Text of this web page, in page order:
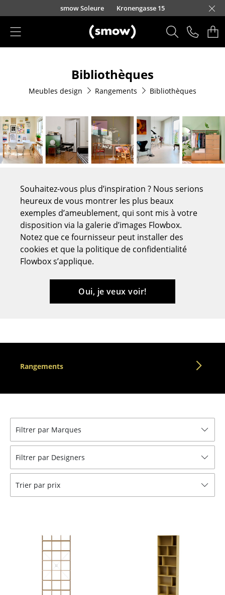
Accéder directement au contenu
smow Soleure Kronengasse 15
Chaises de cuisine & salle à manger
Canapés
Fauteuils
Fauteuils lounge
Chaises cantilever
Chaises et Tabourets de bar
Tabourets
Bancs & Chaises longues
Poufs poires
Pièces détachées
... voir tous les sièges
Tables
Tables de repas
Bureaux & Secrétaires
Secrétaires & Tables PC
Bibliothèques
Meubles design Rangements Bibliothèques
Souhaitez-vous plus d’inspiration ? Nous serions
heureux de vous montrer les plus beaux
exemples d’ameublement, qui sont mis à votre
disposition via la galerie d’images Flowbox.
Notez que ce fournisseur peut installer des
cookies et que la politique de confidentialité
Flowbox s’applique.
Oui, je veux voir!
Rangements
Filtrer par Marques
Filtrer par Designers
Trier par prix